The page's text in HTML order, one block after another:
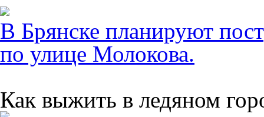
В Брянске планируют
по улице Молокова.
Как выжить в ледяном